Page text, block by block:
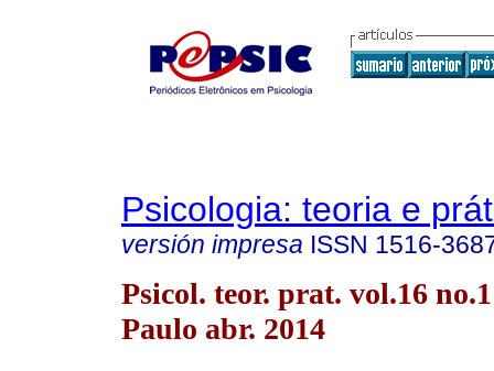
Psicologia: teoria e
versión impresa ISSN 1516-
Psicol. teor. prat. vol.16
Paulo abr. 2014